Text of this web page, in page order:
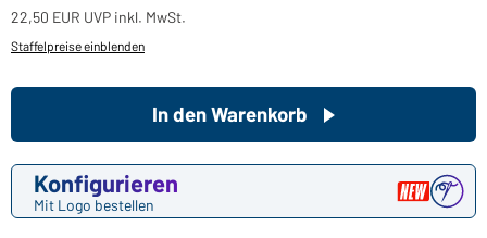
22,50 EUR UVP inkl. MwSt.
Staffelpreise einblenden
Konfigurieren
Mit Logo bestellen
In den Warenkorb